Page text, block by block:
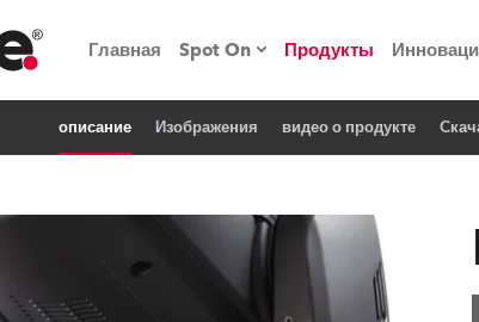
Главная Spot On
Мероприятия
Обучающие материалы по
RoboSpot
Продукты
описание Изображения видео о продукте